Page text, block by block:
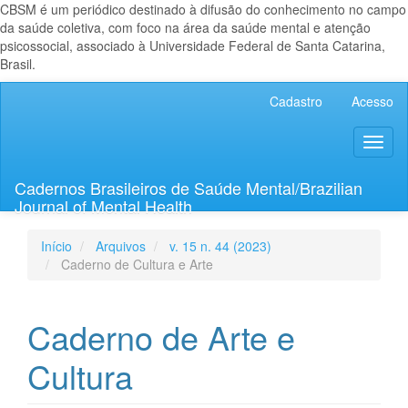
CBSM é um periódico destinado à difusão do conhecimento no campo
da saúde coletiva, com foco na área da saúde mental e atenção
psicossocial, associado à Universidade Federal de Santa Catarina,
Brasil.
Lateral
Cadastro Acesso
Cadernos Brasileiros de Saúde Mental/Brazilian
Journal of Mental Health
Início Arquivos
v. 15 n. 44 (2023)
Caderno de Cultura e Arte
Caderno de Arte e
Cultura